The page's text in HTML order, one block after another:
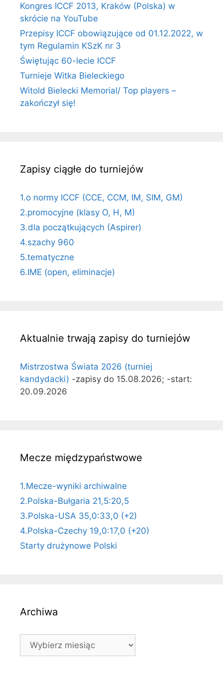
Kongres ICCF 2013, Kraków (Polska) w
skrócie na YouTube
Przepisy ICCF obowiązujące od 01.12.2022, w
tym Regulamin KSzK nr 3
Świętując 60-lecie ICCF
Turnieje Witka Bieleckiego
Witold Bielecki Memorial/ Top players –
zakończył się!
Zapisy ciągłe do turniejów
1.o normy ICCF (CCE, CCM, IM, SIM, GM)
2.promocyjne (klasy O, H, M)
3.dla początkujących (Aspirer)
4.szachy 960
5.tematyczne
6.IME (open, eliminacje)
Aktualnie trwają zapisy do turniejów
Mistrzostwa Świata 2026 (turniej
kandydacki) -zapisy do 15.08.2026; -start:
20.09.2026
Mecze międzypaństwowe
1.Mecze-wyniki archiwalne
2.Polska-Bułgaria 21,5:20,5
3.Polska-USA 35,0:33,0 (+2)
4.Polska-Czechy 19,0:17,0 (+20)
Starty drużynowe Polski
Archiwa
Archiwa